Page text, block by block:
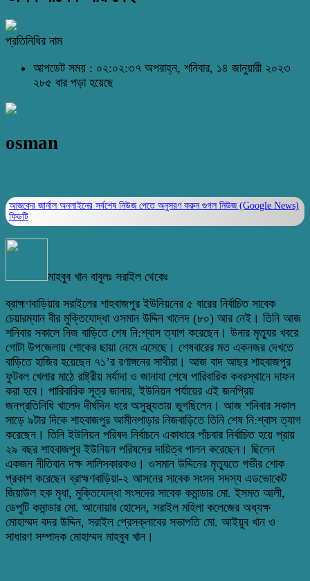
প্রতিনিধির নাম
আপডেট সময় : ০২:০২:৩৭ অপরাহ্ন, শনিবার, ১৪ জানুয়ারী ২০২৩
২৮৫ বার পড়া হয়েছে
osman
আজকের জার্নাল অনলাইনের সর্বশেষ নিউজ পেতে অনুসরণ করুন গুগল নিউজ (Google News)
ফিডটি
মাহবুব খান বাবুলঃ সরাইল থেকেঃ
ব্রাহ্মণবাড়িয়ার সরাইলের শাহবাজপুর ইউনিয়নের ৫ বারের নির্বাচিত সাবেক
চেয়ারম্যান বীর মুক্তিযোদ্ধা ওসমান উদ্দিন খালেদ (৮০) আর নেই। তিনি আজ
শনিবার সকালে নিজ বাড়িতে শেষ নি:শ্বাস ত্যাগ করেছেন। উনার মৃত্যুর খবরে
গোটা উপজেলায় শোকের ছায়া নেমে এসেছে। শেষবারের মত একনজর দেখতে
বাড়িতে হাজির হয়েছেন ৭১’র রণাঙ্গনের সাথীরা। আজ বাদ আছর শাহবাজপুর
ফুটবল খেলার মাঠে রাষ্ট্রীয় মর্যাদা ও জানাযা শেষে পারিবারিক কবরস্থানে দাফন
করা হবে। পারিবারিক সূত্র জানায়, ইউনিয়ন পর্যায়ের এই জনপ্রিয়
জনপ্রতিনিধি খালেদ দীর্ঘদিন ধরে অসুস্থ্যতায় ভুগছিলেন। আজ শনিবার সকাল
সাড়ে ৯টার দিকে শাহবাজপুর আমীনপাড়ার নিজবাড়িতে তিনি শেষ নি:শ্বাস ত্যাগ
করেছেন। তিনি ইউনিয়ন পরিষদ নির্বাচনে একাধারে পাঁচবার নির্বাচিত হয়ে প্রায়
২৯ বছর শাহবাজপুর ইউনিয়ন পরিষদের দায়িত্ব পালন করেছেন। ছিলেন
একজন নীতিবান দক্ষ সালিসকারকও। ওসমান উদ্দিনের মৃত্যুতে গভীর শোক
প্রকাশ করেছেন ব্রাহ্মণবাড়িয়া-২ আসনের সাবেক সংসদ সদস্য এডভোকেট
জিয়াউল হক মৃধা, মুক্তিযোদ্ধা সংসদের সাবেক কমান্ডার মো. ইসমত আলী,
ডেপুটি কমান্ডার মো. আনোয়ার হোসেন, সরাইল মহিলা কলেজের অধ্যক্ষ
মোহাম্মদ বদর উদ্দিন, সরাইল প্রেসক্লাবের সভাপতি মো. আইয়ুব খান ও
সাধারণ সম্পাদক মোহাম্মদ মাহবুব খান।